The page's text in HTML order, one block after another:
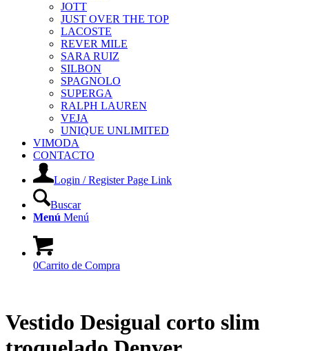
JOTT
JUST OVER THE TOP
LACOSTE
REVER MILE
SARA RUIZ
SILBON
SPAGNOLO
SUPERGA
RALPH LAUREN
VEJA
UNIQUE UNLIMITED
VIMODA
CONTACTO
Login / Register Page Link
Buscar
Menú Menú
0Carrito de Compra
Vestido Desigual corto slim